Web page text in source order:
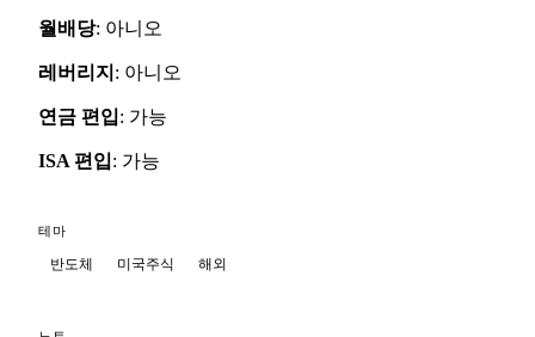
월배당: 아니오
레버리지 : 아니오
연금 편입: 가능
ISA 편입: 가능
테마
반도체 미국주식 해외